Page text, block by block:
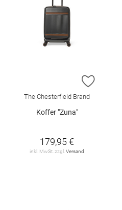
WUNSCHLISTE HINZUFÜGEN
ZUR
The Chesterfield Brand
Koffer "Zuna"
179,95 €
inkl. MwSt. zzgl. Versand